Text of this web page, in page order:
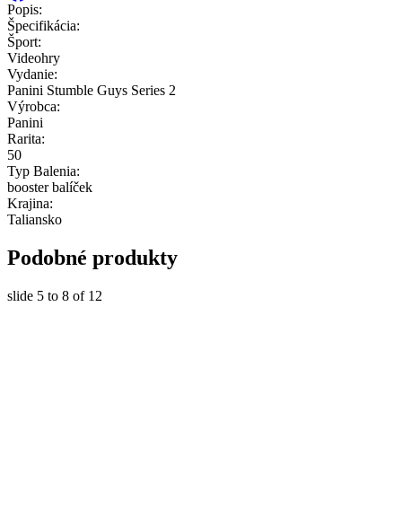
Popis:
Špecifikácia:
Šport:
Videohry
Vydanie:
Panini Stumble Guys Series 2
Výrobca:
Panini
Rarita:
50
Typ Balenia:
booster balíček
Krajina:
Taliansko
Podobné produkty
slide 5 to 8 of 12